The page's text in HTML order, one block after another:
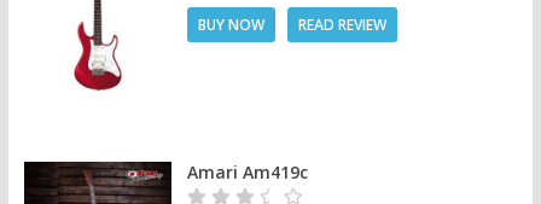
BUY NOW READ REVIEW
Amari Am419c